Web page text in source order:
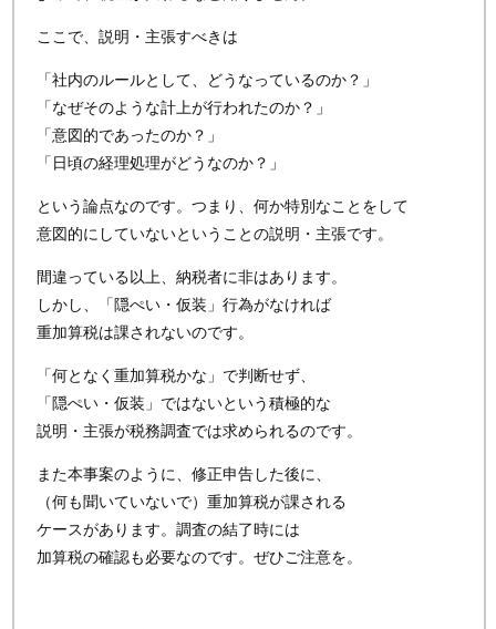
ここで、説明・主張すべきは
「社内のルールとして、どうなっているのか？」
「なぜそのような計上が行われたのか？」
「意図的であったのか？」
「日頃の経理処理がどうなのか？」
という論点なのです。つまり、何か特別なことをして
意図的にしていないということの説明・主張です。
間違っている以上、納税者に非はあります。
しかし、「隠ぺい・仮装」行為がなければ
重加算税は課されないのです。
「何となく重加算税かな」で判断せず、
「隠ぺい・仮装」ではないという積極的な
説明・主張が税務調査では求められるのです。
また本事案のように、修正申告した後に、
（何も聞いていないで）重加算税が課される
ケースがあります。調査の結了時には
加算税の確認も必要なのです。ぜひご注意を。